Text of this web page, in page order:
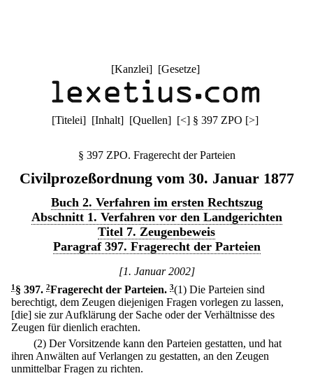
[Kanzlei] [Gesetze]
[Titelei] [Inhalt] [Quellen] [<] § 397 ZPO [>]
§ 397 ZPO. Fragerecht der Parteien
Civilprozeßordnung vom 30. Januar 1877
Buch 2. Verfahren im ersten Rechtszug
Abschnitt 1. Verfahren vor den Landgerichten
Titel 7. Zeugenbeweis
Paragraf 397. Fragerecht der Parteien
[1. Januar 2002]
1 § 397. 2Fragerecht der Parteien. 3(1) Die Parteien sind
berechtigt, dem Zeugen diejenigen Fragen vorlegen zu lassen,
[die] sie zur Aufklärung der Sache oder der Verhältnisse des
Zeugen für dienlich erachten.
(2) Der Vorsitzende kann den Parteien gestatten, und hat
ihren Anwälten auf Verlangen zu gestatten, an den Zeugen
unmittelbar Fragen zu richten.